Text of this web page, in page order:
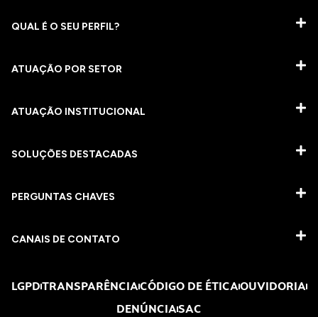
QUAL É O SEU PERFIL?
ATUAÇÃO POR SETOR
ATUAÇÃO INSTITUCIONAL
SOLUÇÕES DESTACADAS
PERGUNTAS CHAVES​
CANAIS DE CONTATO
LGPDTRANSPARÊNCIACÓDIGO DE ÉTICAOUVIDORIA
DENÚNCIASAC